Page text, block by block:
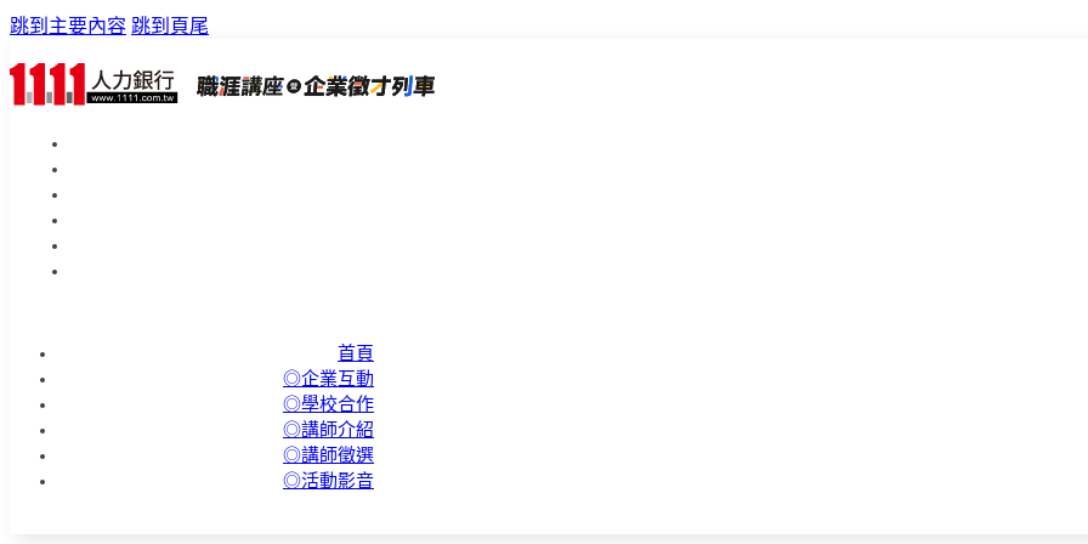
跳到主要內容 跳到頁尾
首頁
◎企業互動
◎學校合作
◎講師介紹
◎講師徵選
◎活動影音